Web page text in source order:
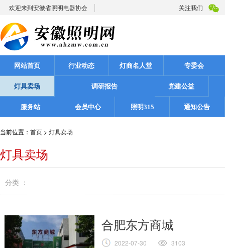
欢迎来到安徽省照明电器协会 关注我们
网站首页 行业动态 灯商名人堂 专委会
灯具卖场 调研报告 党建公益
服务站 会员中心 照明315 通知公告
当前位置： 首页 > 灯具卖场
灯具卖场
分类 ：
合肥东方商城
2022-07-30 3103